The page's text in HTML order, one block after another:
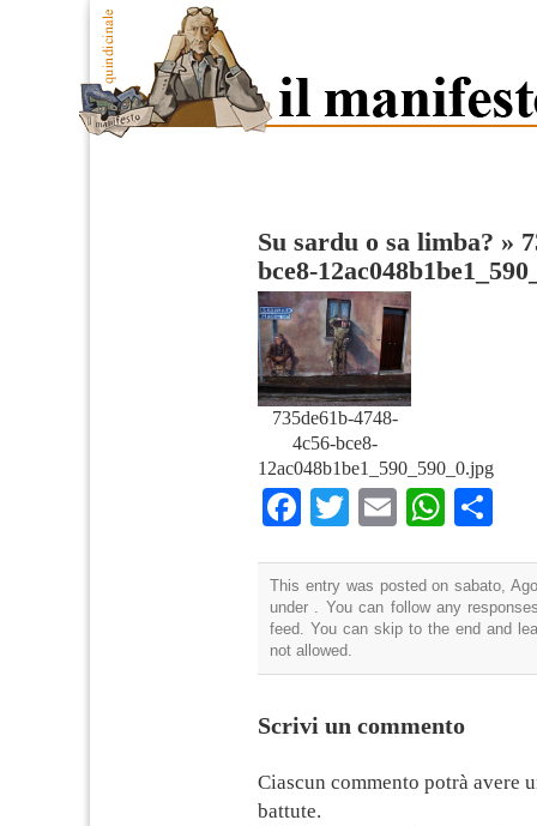
Su sardu o sa limba? »
bce8-
735de61b-4748-
4c56-bce8-
12ac048b1be1_590_590_0.jpg
Facebook
TwitterEmail
This entry was posted on sabato,
under . You can follow any
feed. You can skip to the end and
not allowed.
Scrivi un commento
Ciascun commento potrà avere
battute.